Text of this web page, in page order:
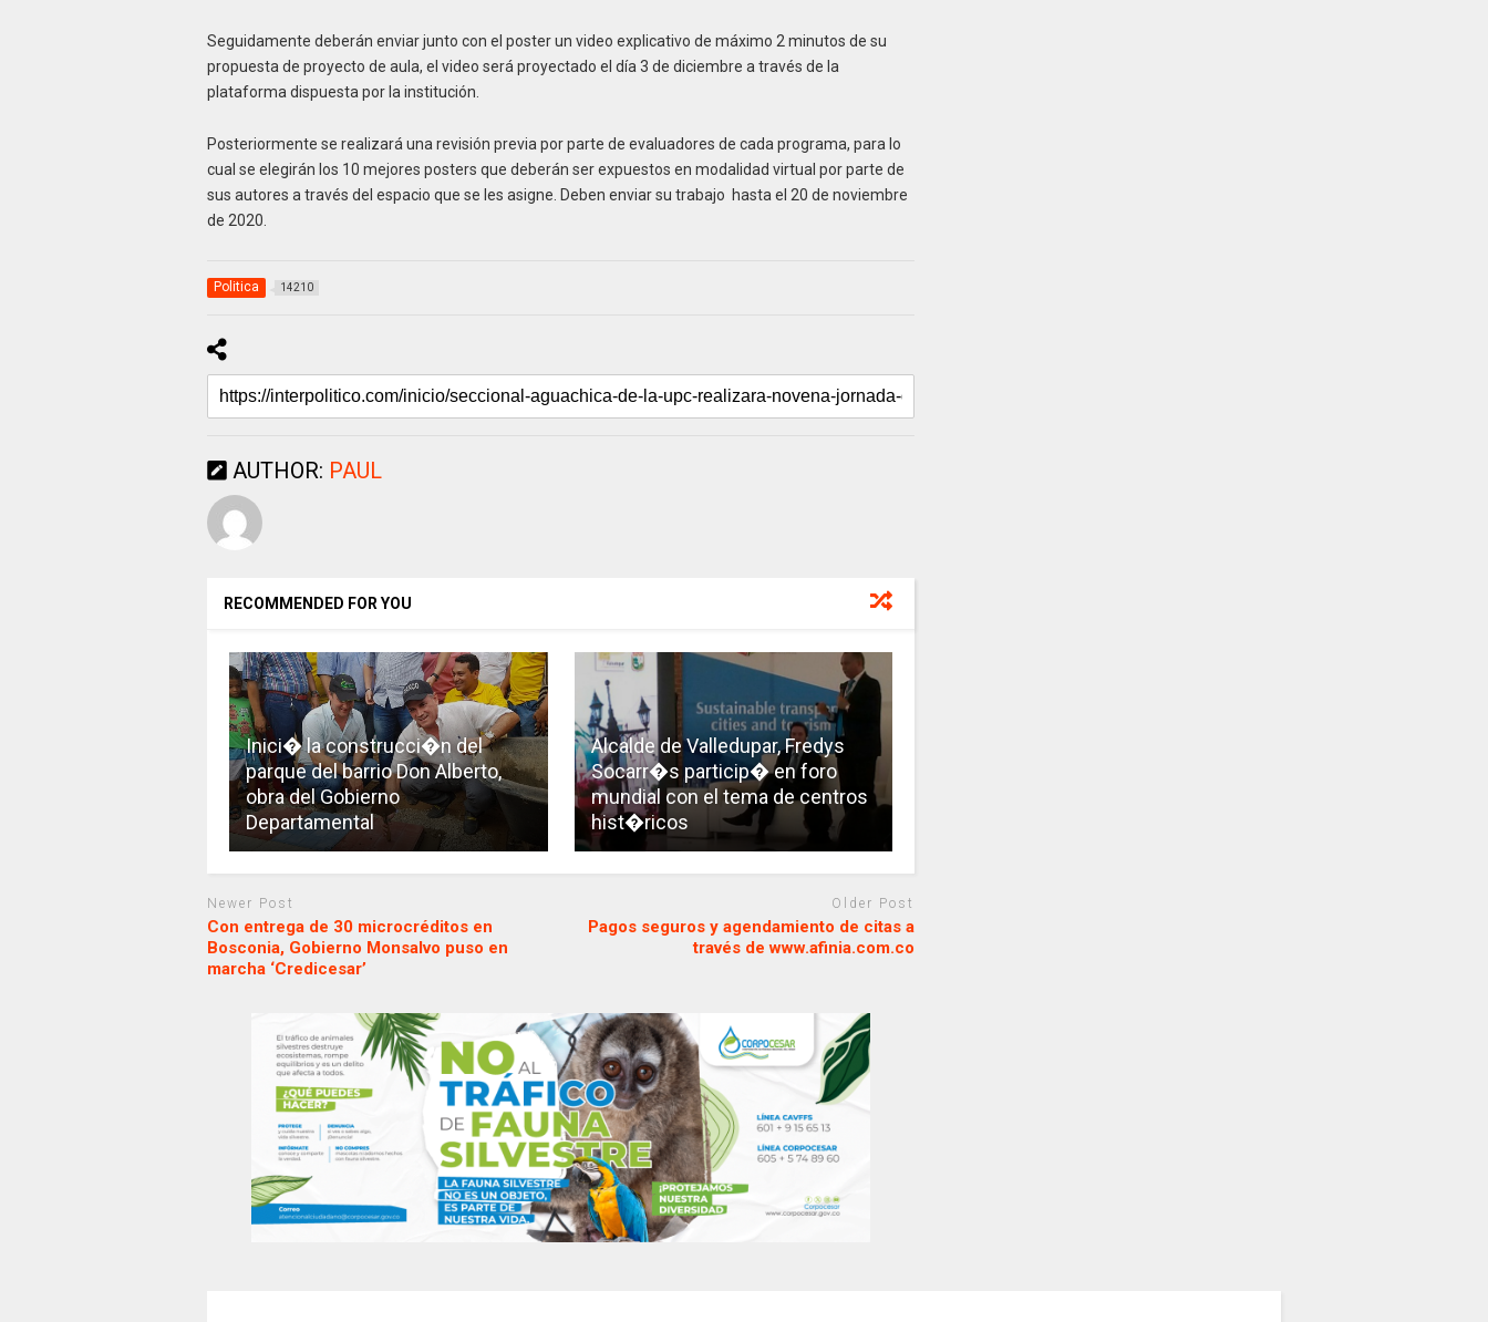
Seguidamente deberán enviar junto con el poster un video explicativo de máximo 2 minutos de su
propuesta de proyecto de aula, el video será proyectado el día 3 de diciembre a través de la
plataforma dispuesta por la institución.
Posteriormente se realizará una revisión previa por parte de evaluadores de cada programa, para lo
cual se elegirán los 10 mejores posters que deberán ser expuestos en modalidad virtual por parte de
sus autores a través del espacio que se les asigne. Deben enviar su trabajo hasta el 20 de noviembre
de 2020.
Politica 14210
AUTHOR: PAUL
RECOMMENDED FOR YOU
Inici� la construcci�n del
parque del barrio Don Alberto,
obra del Gobierno
Departamental
Alcalde de Valledupar, Fredys
Socarr�s particip� en foro
mundial con el tema de centros
hist�ricos
Newer Post
Con entrega de 30 microcréditos en
Bosconia, Gobierno Monsalvo puso en
marcha ‘Credicesar’
Older Post
Pagos seguros y agendamiento de citas a
través de www.afinia.com.co